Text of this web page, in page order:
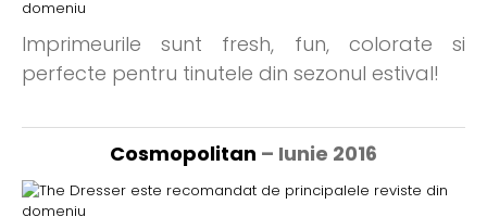
Imprimeurile sunt fresh, fun, colorate si
perfecte pentru tinutele din sezonul estival!
Cosmopolitan – Iunie 2016